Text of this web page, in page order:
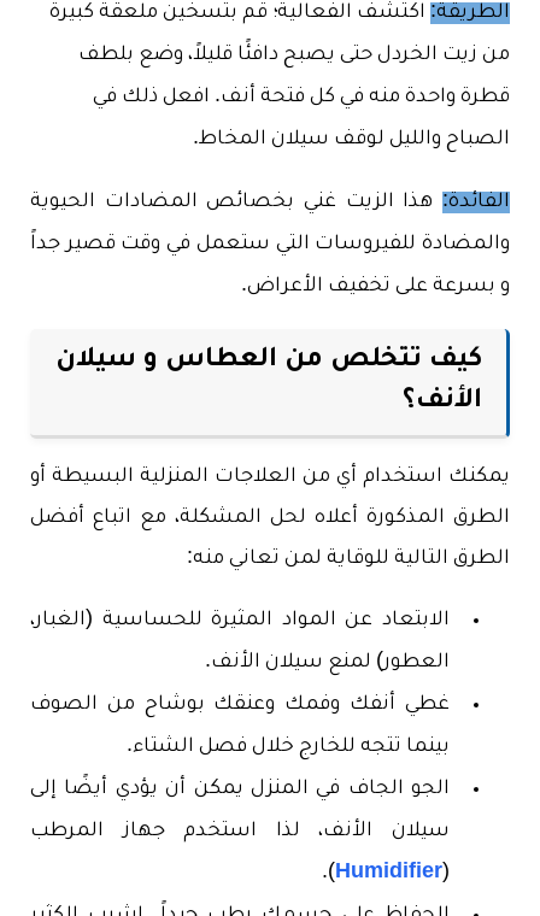
الطريقة: اكتشف الفعالية؛ قم بتسخين ملعقة كبيرة
من زيت الخردل حتى يصبح دافئًا قليلاً، وضع بلطف
قطرة واحدة منه في كل فتحة أنف. افعل ذلك في
الصباح والليل لوقف سيلان المخاط.
الفائدة: هذا الزيت غني بخصائص المضادات الحيوية
والمضادة للفيروسات التي ستعمل في وقت قصير جداً
و بسرعة على تخفيف الأعراض.
كيف تتخلص من العطاس و سيلان
الأنف؟
يمكنك استخدام أي من العلاجات المنزلية البسيطة أو
الطرق المذكورة أعلاه لحل المشكلة، مع اتباع أفضل
الطرق التالية للوقاية لمن تعاني منه:
الابتعاد عن المواد المثيرة للحساسية (الغبار،
العطور) لمنع سيلان الأنف.
غطي أنفك وفمك وعنقك بوشاح من الصوف
بينما تتجه للخارج خلال فصل الشتاء.
الجو الجاف في المنزل يمكن أن يؤدي أيضًا إلى
سيلان الأنف، لذا استخدم جهاز المرطب
(
Humidifier
).